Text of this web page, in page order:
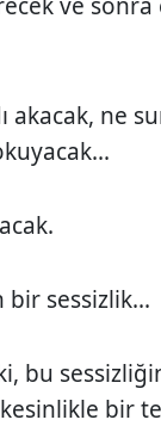
akacak, ne
sessizlik...
bu
bir